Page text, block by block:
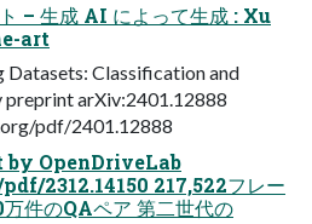
– ⽣成 AI によって⽣成 : Xu
art
Classification and
preprint arXiv:2401.12888
pdf/2401.12888
OpenDriveLab
2312.14150 217,522フレー
件のQAペア 第⼆世代の